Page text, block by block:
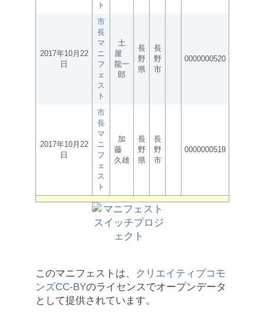
ト
2017年10月22
日
市
長
マ
ニ
フ
ェ
ス
ト
土
屋
龍一
郎
長
野
県
長
野
市
0000000520
2017年10月22
日
市
長
マ
ニ
フ
ェ
ス
ト
加
藤
久雄
長
野
県
長
野
市
0000000519
このマニフェストは、
クリエイティブコモ
ンズCC-BYのライセンスでオープンデータ
として提供されています。